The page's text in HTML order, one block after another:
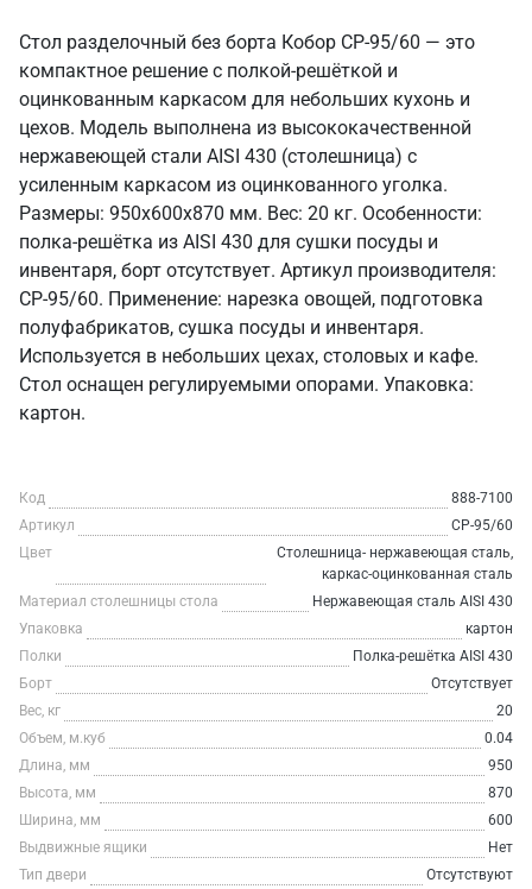
Стол разделочный без борта Кобор СР-95/60 — это
компактное решение с полкой-решёткой и
оцинкованным каркасом для небольших кухонь и
цехов. Модель выполнена из высококачественной
нержавеющей стали AISI 430 (столешница) с
усиленным каркасом из оцинкованного уголка.
Размеры: 950x600x870 мм. Вес: 20 кг. Особенности:
полка-решётка из AISI 430 для сушки посуды и
инвентаря, борт отсутствует. Артикул производителя:
СР-95/60. Применение: нарезка овощей, подготовка
полуфабрикатов, сушка посуды и инвентаря.
Используется в небольших цехах, столовых и кафе.
Стол оснащен регулируемыми опорами. Упаковка:
картон.
Код
888-7100
Артикул
СР-95/60
Цвет
Столешница- нержавеющая сталь,
каркас-оцинкованная сталь
Материал столешницы стола
Нержавеющая сталь AISI 430
Упаковка
картон
Полки
Полка-решётка AISI 430
Борт
Отсутствует
Вес, кг
20
Объем, м.куб
0.04
Длина, мм
950
Высота, мм
870
Ширина, мм
600
Выдвижные ящики
Нет
Тип двери
Отсутствуют